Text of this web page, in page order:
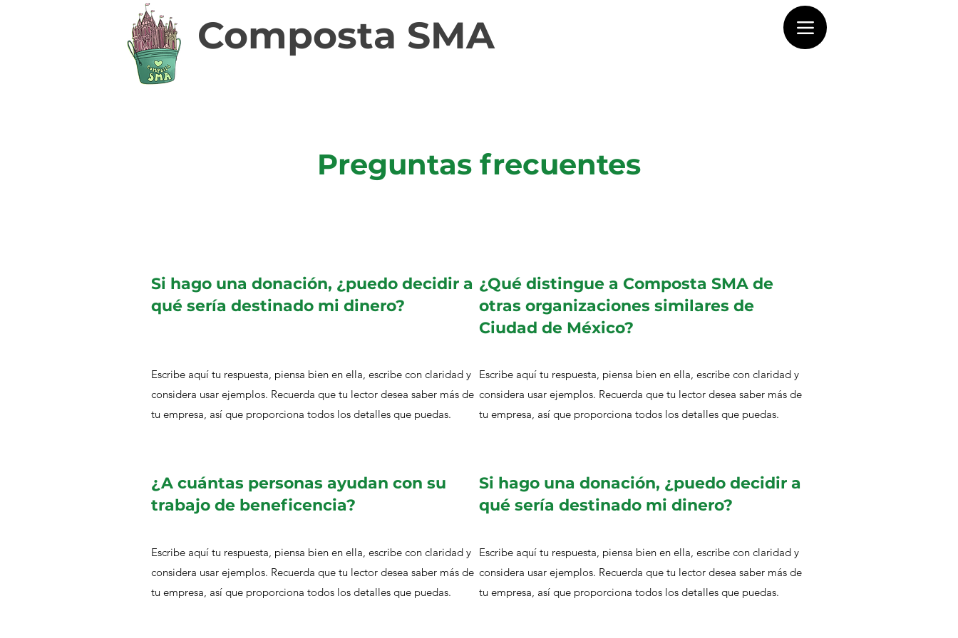
Composta SMA
Preguntas frecuentes
Si hago una donación, ¿puedo decidir a
qué sería destinado mi dinero?
Escribe aquí tu respuesta, piensa bien en ella, escribe con claridad y
considera usar ejemplos. Recuerda que tu lector desea saber más de
tu empresa, así que proporciona todos los detalles que puedas.
¿Qué distingue a Composta SMA de
otras organizaciones similares de
Ciudad de México?
Escribe aquí tu respuesta, piensa bien en ella, escribe con claridad y
considera usar ejemplos. Recuerda que tu lector desea saber más de
tu empresa, así que proporciona todos los detalles que puedas.
¿A cuántas personas ayudan con su
trabajo de beneficencia?
Escribe aquí tu respuesta, piensa bien en ella, escribe con claridad y
considera usar ejemplos. Recuerda que tu lector desea saber más de
tu empresa, así que proporciona todos los detalles que puedas.
Si hago una donación, ¿puedo decidir a
qué sería destinado mi dinero?
Escribe aquí tu respuesta, piensa bien en ella, escribe con claridad y
considera usar ejemplos. Recuerda que tu lector desea saber más de
tu empresa, así que proporciona todos los detalles que puedas.